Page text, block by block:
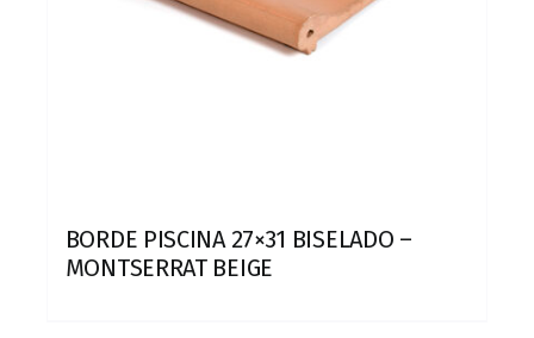
BORDE PISCINA 27×31 BISELADO –
MONTSERRAT BEIGE